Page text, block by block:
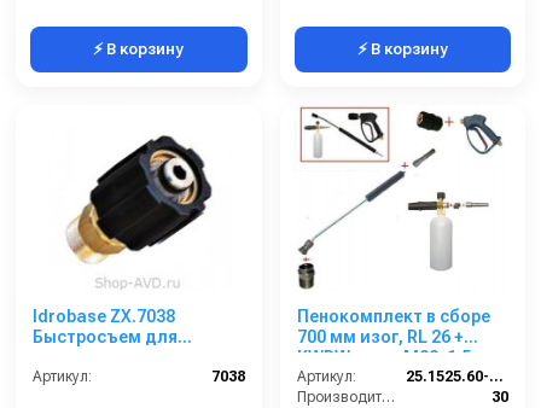
⚡ В корзину ⚡ В корзину
Idrobase ZX.7038
Быстросъем для
Артикул: 7038
Пенокомплект в сборе
700 мм изог, RL 26 +
KWRW; вход М22х1,5ш.
Артикул:
25.1525.60-P26-7KWRM
Производительность (л/мин):
30